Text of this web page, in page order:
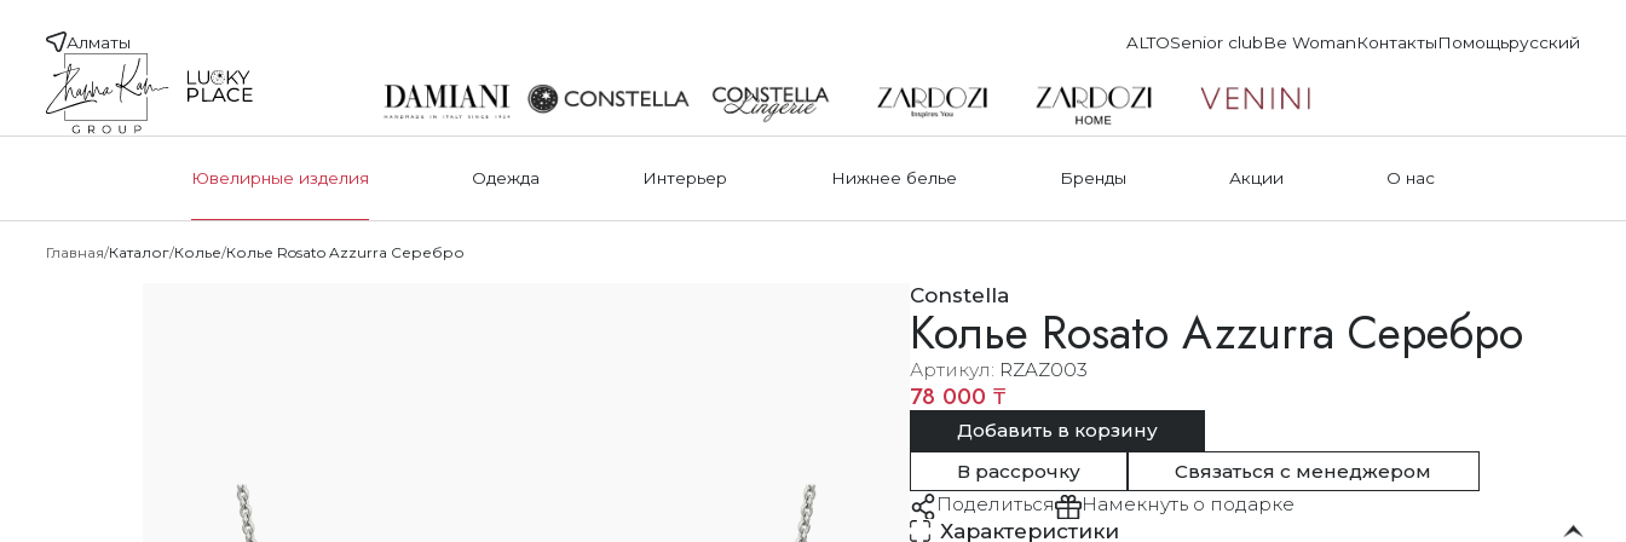
Алматы ALTOSenior clubBe WomanКонтактыПомощьрусский
Ювелирные изделия Одежда Интерьер Нижнее белье Бренды Акции О нас
Главная Каталог Колье Колье Rosato Azzurra Серебро
Constella
Колье Rosato Azzurra Серебро
Артикул RZAZ003
78 000 ₸
Добавить в корзину
В рассрочку
Связаться с менеджером
Поделиться
Намекнуть о подарке
Характеристики